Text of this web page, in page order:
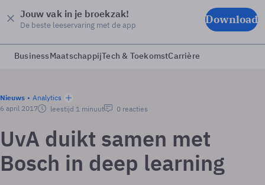
Jouw vak in je broekzak!
De beste leeservaring met de app Download
BusinessMaatschappijTech & ToekomstCarrière
Nieuws
Analytics
6 april 2017
leestijd 1 minuut 0 reacties
UvA duikt samen met
Bosch in deep learning